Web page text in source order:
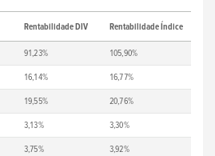
Rentabilidade DIV Rentabilidade Índice
91,23% 105,90%
16,14% 16,77%
19,55% 20,76%
3,13% 3,30%
3,75% 3,92%